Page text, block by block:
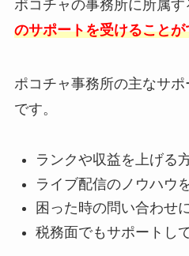
ポコチャの事務所に所属す
のサポートを受けることが
ポコチャ事務所の主なサ
です。
ランクや収益を上げる
ライブ配信のノウハウ
困った時の問い合わせ
税務面でもサポートし